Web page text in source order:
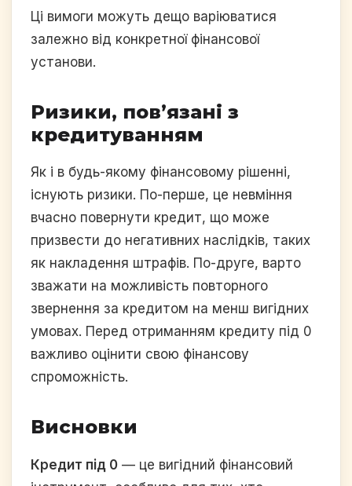
Ці вимоги можуть дещо варіюватися
залежно від конкретної фінансової
установи.
Ризики, пов’язані з
кредитуванням
Як і в будь-якому фінансовому рішенні,
існують ризики. По-перше, це невміння
вчасно повернути кредит, що може
призвести до негативних наслідків, таких
як накладення штрафів. По-друге, варто
зважати на можливість повторного
звернення за кредитом на менш вигідних
умовах. Перед отриманням кредиту під 0
важливо оцінити свою фінансову
спроможність.
Висновки
Кредит під 0 — це вигідний фінансовий